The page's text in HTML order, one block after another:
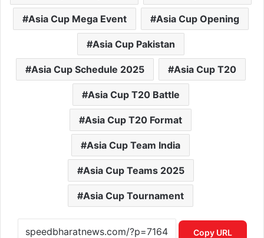
Asia Cup Mega Event Asia Cup Opening
Asia Cup Pakistan
Asia Cup Schedule 2025 Asia Cup T20
Asia Cup T20 Battle
Asia Cup T20 Format
Asia Cup Team India
Asia Cup Teams 2025
Asia Cup Tournament
Copy URL